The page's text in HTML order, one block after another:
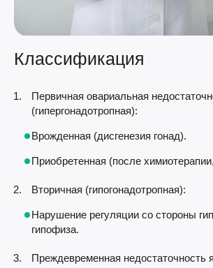
Классификация
Первичная овариальная
(гипергонадотропная):
Врожденная (дисгенезия гонад).
Приобретенная (после
Вторичная (гипогонадотропная):
Нарушение регуляции со стороны
гипофиза.
Преждевременная недостаточность